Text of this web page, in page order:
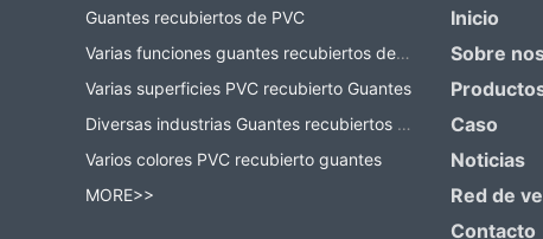
Guantes recubiertos de PVC
Varias funciones guantes recubiertos de PVC
Varias superficies PVC recubierto Guantes
Diversas industrias Guantes recubiertos de PVC
Varios colores PVC recubierto guantes
MORE>>
Inicio
Sobre
Caso
Noticias
Red de
Contacto